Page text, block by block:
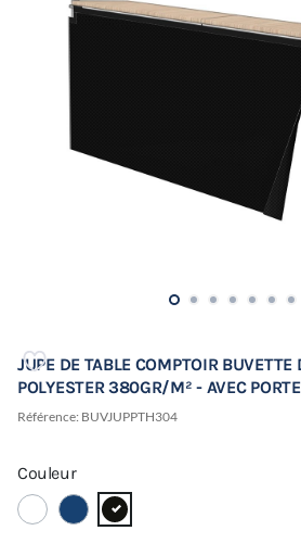
JUPE DE TABLE COMPTOIR
POLYESTER 380GR/M² - AVEC
Référence: BUVJUPPTH304
Couleur